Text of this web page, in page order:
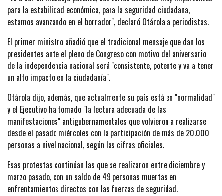
para la estabilidad económica, para la seguridad ciudadana,
estamos avanzando en el borrador", declaró Otárola a periodistas.
El primer ministro añadió que el tradicional mensaje que dan los
presidentes ante el pleno de Congreso con motivo del aniversario
de la independencia nacional será "consistente, potente y va a tener
un alto impacto en la ciudadanía".
Otárola dijo, además, que actualmente su país está en "normalidad"
y el Ejecutivo ha tomado "la lectura adecuada de las
manifestaciones" antigubernamentales que volvieron a realizarse
desde el pasado miércoles con la participación de más de 20.000
personas a nivel nacional, según las cifras oficiales.
Esas protestas continúan las que se realizaron entre diciembre y
marzo pasado, con un saldo de 49 personas muertas en
enfrentamientos directos con las fuerzas de seguridad.